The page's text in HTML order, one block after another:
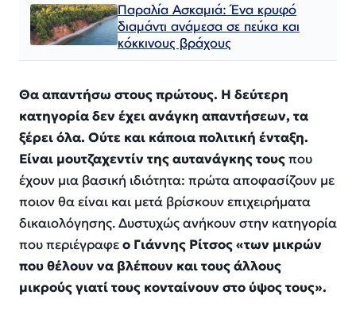
Παραλία Ασκαμιά: Ένα κρυφό
διαμάντι ανάμεσα σε πεύκα και
κόκκινους βράχους
Θα απαντήσω στους πρώτους. Η δεύτερη
κατηγορία δεν έχει ανάγκη απαντήσεων, τα
ξέρει όλα. Ούτε και κάποια πολιτική ένταξη.
Είναι μουτζαχεντίν της αυτανάγκης τουςπου
έχουν μια βασική ιδιότητα: πρώτα αποφασίζουν με
ποιον θα είναι και μετά βρίσκουν επιχειρήματα
δικαιολόγησης. Δυστυχώς ανήκουν στην κατηγορία
που περιέγραφεο Γιάννης Ρίτσος «των μικρών
που θέλουν να βλέπουν και τους άλλους
μικρούς γιατί τους κονταίνουν στο ύψος τους».